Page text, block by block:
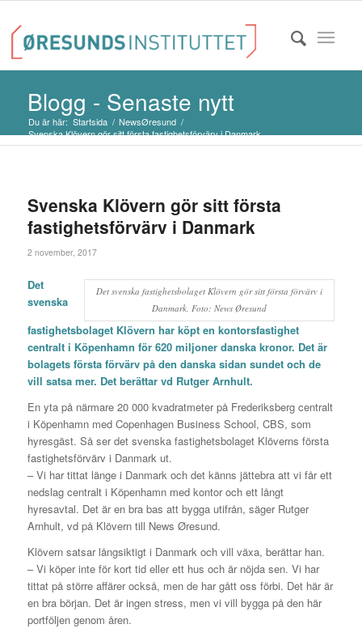
Blogg - Senaste nytt
Du är här: Startsida / NewsØresund /
Svenska Klövern gör sitt första fastighetsförvärv i Danmark
Svenska Klövern gör sitt första
fastighetsförvärv i Danmark
2 november, 2017
Det svenska fastighetsbolaget Klövern gör sitt första förvärv i
Danmark. Foto: News Øresund
Det
svenska
fastighetsbolaget Klövern har köpt en kontorsfastighet
centralt i Köpenhamn för 620 miljoner danska kronor. Det är
bolagets första förvärv på den danska sidan sundet och de
vill satsa mer. Det berättar vd Rutger Arnhult.
En yta på närmare 20 000 kvadratmeter på Frederiksberg centralt
i Köpenhamn med Copenhagen Business School, CBS, som
hyresgäst. Så ser det svenska fastighetsbolaget Klöverns första
fastighetsförvärv i Danmark ut.
– Vi har tittat länge i Danmark och det känns jättebra att vi får ett
nedslag centralt i Köpenhamn med kontor och ett långt
hyresavtal. Det är en bra bas att bygga utifrån, säger Rutger
Arnhult, vd på Klövern till News Øresund.
Klövern satsar långsiktigt i Danmark och vill växa, berättar han.
– Vi köper inte för kort tid eller ett hus och är nöjda sen. Vi har
tittat på större affärer också, men de har gått oss förbi. Det här är
en bra början. Det är ingen stress, men vi vill bygga på den här
portföljen genom åren.